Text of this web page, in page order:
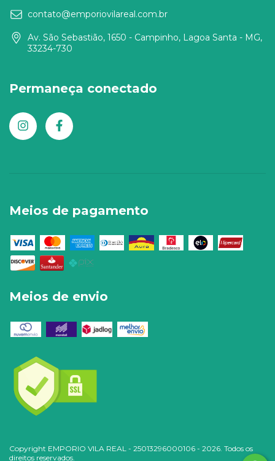
contato@emporiovilareal.com.br
Av. São Sebastião, 1650 - Campinho, Lagoa Santa - MG,
33234-730
Permaneça conectado
Meios de pagamento
Meios de envio
Copyright EMPORIO VILA REAL - 25013296000106 - 2026. Todos os
direitos reservados.